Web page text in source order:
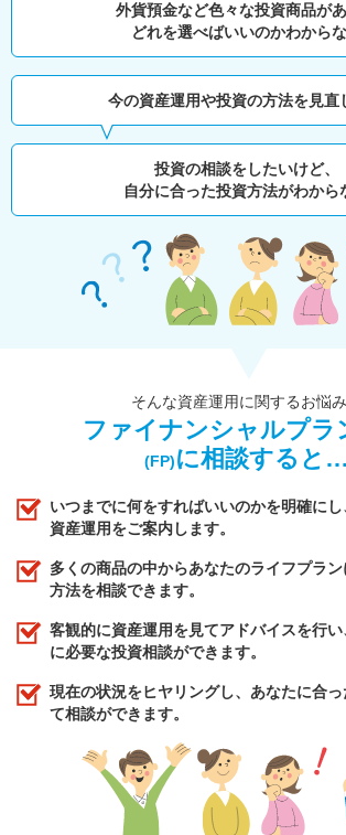
外貨預金など色々な投資商品が
どれを選べばいいのかわから
今の資産運用や投資の方法を見直
投資の相談をしたいけど、
自分に合った投資方法がわから
そんな資産運用に関するお悩
ファイナンシャルプラ
(FP)に相談すると…
いつまでに何をすればいいのかを明確に
資産運用をご案内します。
多くの商品の中からあなたのライフプラ
方法を相談できます。
客観的に資産運用を見てアドバイスを行
に必要な投資相談ができます。
現在の状況をヒヤリングし、あなたに合
て相談ができます。